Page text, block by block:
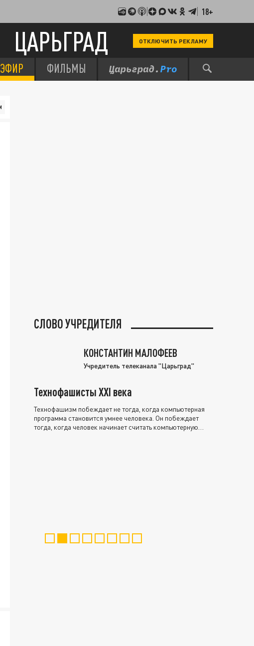
18+
ЦАРЬГРАД ОТКЛЮЧИТЬ РЕКЛАМУ
ЭФИР ФИЛЬМЫ
СЛОВО УЧРЕДИТЕЛЯ
КОНСТАНТИН МАЛОФЕЕВ
Учредитель телеканала "Царьград"
Технофашисты XXI века
Технофашизм побеждает не тогда, когда компьютерная
программа становится умнее человека. Он побеждает
тогда, когда человек начинает считать компьютерную